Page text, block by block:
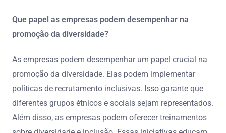
Que papel as empresas podem desempenhar na
promoção da diversidade?
As empresas podem desempenhar um papel crucial na
promoção da diversidade. Elas podem implementar
políticas de recrutamento inclusivas. Isso garante que
diferentes grupos étnicos e sociais sejam representados.
Além disso, as empresas podem oferecer treinamentos